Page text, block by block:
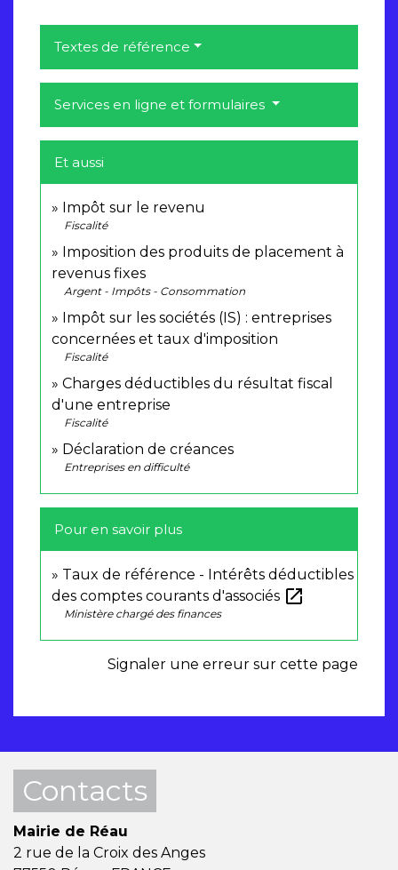
Textes de référence
Services en ligne et formulaires
Et aussi
Impôt sur le revenu
Fiscalité
Imposition des produits de placement à
revenus fixes
Argent - Impôts - Consommation
Impôt sur les sociétés (IS) : entreprises
concernées et taux d'imposition
Fiscalité
Charges déductibles du résultat fiscal
d'une entreprise
Fiscalité
Déclaration de créances
Entreprises en difficulté
Pour en savoir plus
Taux de référence - Intérêts déductibles
des comptes courants d'associés open_in_new
Ministère chargé des finances
Signaler une erreur sur cette page
Contacts
Mairie de Réau
2 rue de la Croix des Anges